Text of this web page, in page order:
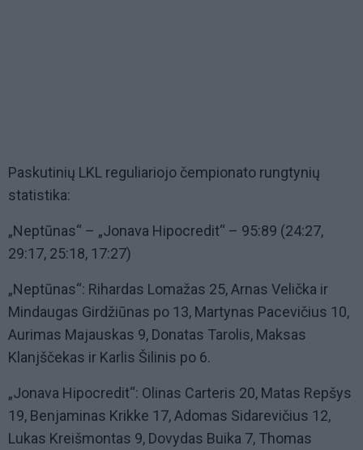
Paskutinių LKL reguliariojo čempionato rungtynių
statistika:
„Neptūnas“ – „Jonava Hipocredit“ – 95:89 (24:27,
29:17, 25:18, 17:27)
„Neptūnas“: Rihardas Lomažas 25, Arnas Velička ir
Mindaugas Girdžiūnas po 13, Martynas Pacevičius 10,
Aurimas Majauskas 9, Donatas Tarolis, Maksas
Klanjščekas ir Karlis Šilinis po 6.
„Jonava Hipocredit“: Olinas Carteris 20, Matas Repšys
19, Benjaminas Krikke 17, Adomas Sidarevičius 12,
Lukas Kreišmontas 9, Dovydas Buika 7, Thomas